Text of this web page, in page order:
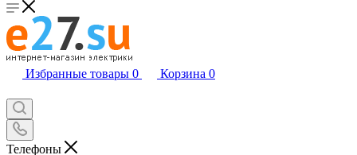
Избранные товары 0 Корзина 0
Телефоны